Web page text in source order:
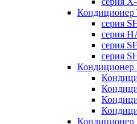
Кондиционер
серия
серия
серия
серия
Кондиционер
Кондиционер